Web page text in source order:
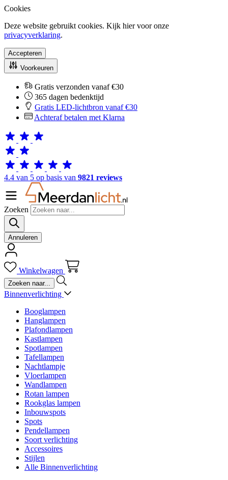
Cookies
Deze website gebruikt cookies. Kijk hier voor onze
privacyverklaring.
Accepteren
Voorkeuren
Gratis verzonden vanaf €30
365 dagen bedenktijd
Gratis LED-lichtbron vanaf €30
Achteraf betalen met Klarna
4.4 van 5 op basis van 9821 reviews
Zoeken
Annuleren
Winkelwagen
Binnenverlichting
Booglampen
Hanglampen
Plafondlampen
Kastlampen
Spotlampen
Tafellampen
Nachtlampje
Vloerlampen
Wandlampen
Rotan lampen
Rookglas lampen
Inbouwspots
Spots
Pendellampen
Soort verlichting
Accessoires
Stijlen
Alle Binnenverlichting